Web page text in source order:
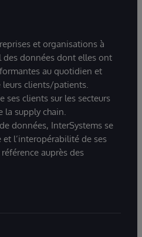
et organisations à
données dont elles ont
au quotidien et
leurs clients/patients.
ses clients sur les secteurs
la supply chain.
données, InterSystems se
l’interopérabilité de ses
auprès des